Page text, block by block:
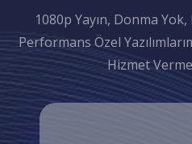
1080p Yayın, Donma
Performans Özel
Hizmet